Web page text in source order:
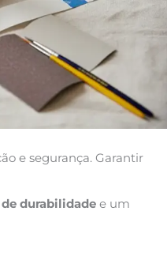
e segurança. Garantir
durabilidade e um